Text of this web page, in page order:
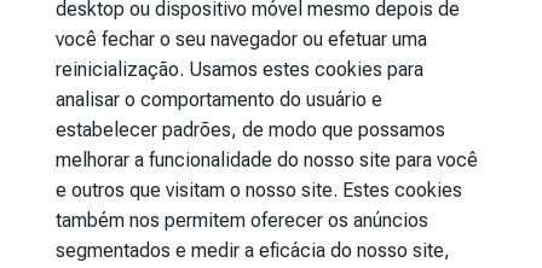
desktop ou dispositivo móvel mesmo depois de
você fechar o seu navegador ou efetuar uma
reinicialização. Usamos estes cookies para
analisar o comportamento do usuário e
estabelecer padrões, de modo que possamos
melhorar a funcionalidade do nosso site para você
e outros que visitam o nosso site. Estes cookies
também nos permitem oferecer os anúncios
segmentados e medir a eficácia do nosso site,